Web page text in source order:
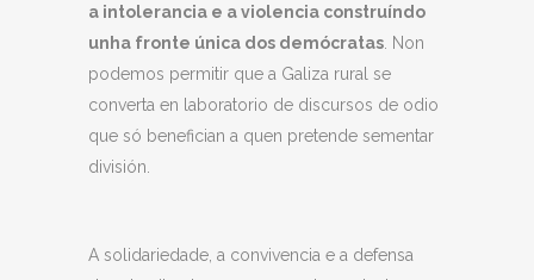
a intolerancia e a violencia construíndo
unha fronte única dos demócratas. Non
podemos permitir que a Galiza rural se
converta en laboratorio de discursos de odio
que só benefician a quen pretende sementar
división.
A solidariedade, a convivencia e a defensa